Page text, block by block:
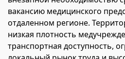
вакансию медицинского
отдаленном регионе.
низкая плотность
транспортная доступность,